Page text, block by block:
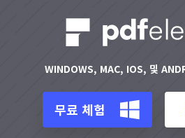
WINDOWS, MAC, IOS, 및
무료 체험